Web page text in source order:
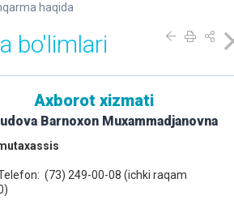
haqida
bo'limlari
Axborot xizmati
Barnoxon Muxammadjanovna
(73) 249-00-08 (ichki raqam